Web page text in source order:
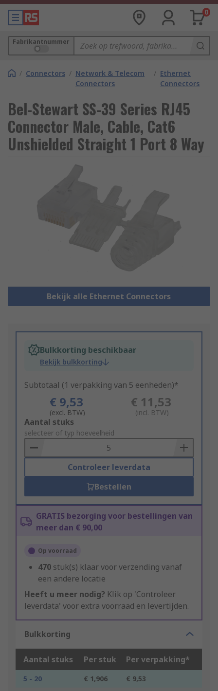
0
Fabrikantnummer
/ Connectors / Network & Telecom
Connectors
/ Ethernet
Connectors
Bel-Stewart SS-39 Series RJ45
Connector Male, Cable, Cat6
Unshielded Straight 1 Port 8 Way
Bekijk alle Ethernet Connectors
Bulkkorting beschikbaar
Bekijk bulkkorting
Subtotaal (1 verpakking van 5 eenheden)*
€ 9,53
(excl. BTW)
€ 11,53
(incl. BTW)
Add
to
Basket
Aantal stuks
selecteer of typ hoeveelheid
Controleer leverdata
Bestellen
GRATIS bezorging voor bestellingen van
meer dan € 90,00
Op voorraad
470 stuk(s) klaar voor verzending vanaf
een andere locatie
Heeft u meer nodig? Klik op 'Controleer
leverdata' voor extra voorraad en levertijden.
Bulkkorting
Aantal stuks Per stuk Per verpakking*
5 - 20 € 1,906
€ 9,53